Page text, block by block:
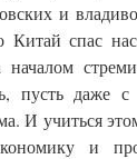
и
Китай спас
пусть даже
И учиться
и